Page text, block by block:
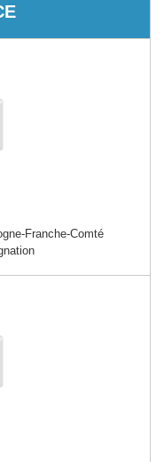
Franche-Comté